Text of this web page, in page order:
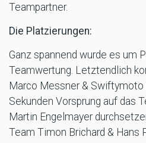
Teampartner.
Die Platzierungen:
Ganz spannend wurde es um
Teamwertung. Letztendlich
Marco Messner &
Sekunden Vorsprung auf das
Martin Engelmayer
Team Timon Brichard & Hans